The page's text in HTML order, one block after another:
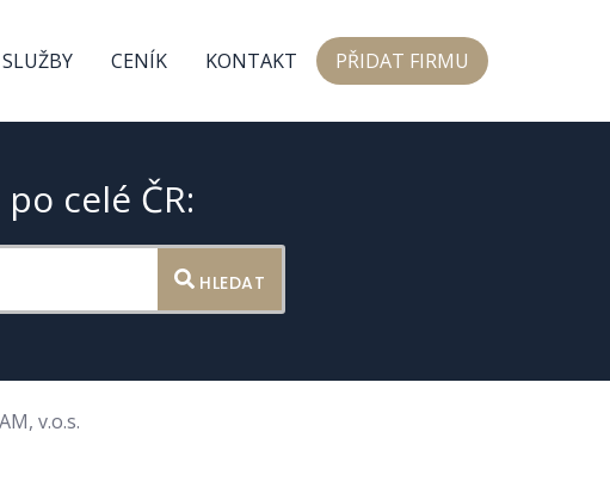
SLUŽBY CENÍK KONTAKT PŘIDAT FIRMU
celé ČR:
HLEDAT
v.o.s.